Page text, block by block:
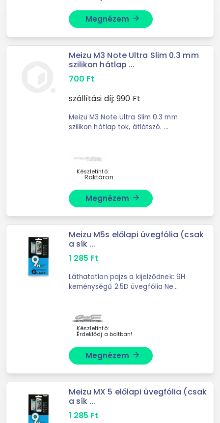
Megnézem arrow_forward
Meizu M3 Note Ultra Slim 0.3 mm
szilikon hátlap ...
700 Ft
szállítási díj: 990 Ft
Meizu M3 Note Ultra Slim 0.3 mm
szilikon hátlap tok, átlátszó. ...
Készletinfó:
Raktáron
Megnézem arrow_forward
Meizu M5s előlapi üvegfólia (csak
a sík ...
1 285 Ft
Láthatatlan pajzs a kijelződnek: 9H
keménységű 2.5D üvegfólia Ne
üvegfólia észrevétlenül simul a
Készletinfó:
Érdeklődj a boltban!
Megnézem arrow_forward
Meizu MX 5 előlapi üvegfólia (csak
a sík ...
1 285 Ft